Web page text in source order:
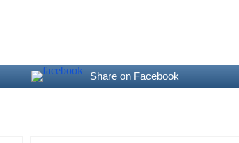
Share on Facebook